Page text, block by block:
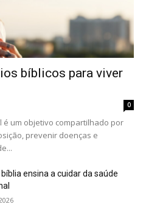
bíblicos para viver
0
é um objetivo compartilhado por
prevenir doenças e
ensina a cuidar da saúde